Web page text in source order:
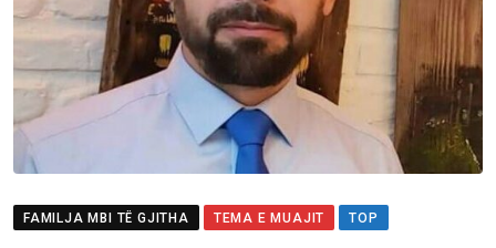
FAMILJA MBI TË GJITHA TEMA E MUAJIT TOP